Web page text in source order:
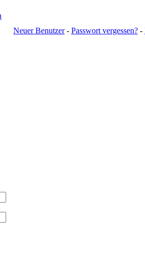
Neuer Benutzer- Passwort vergessen? -